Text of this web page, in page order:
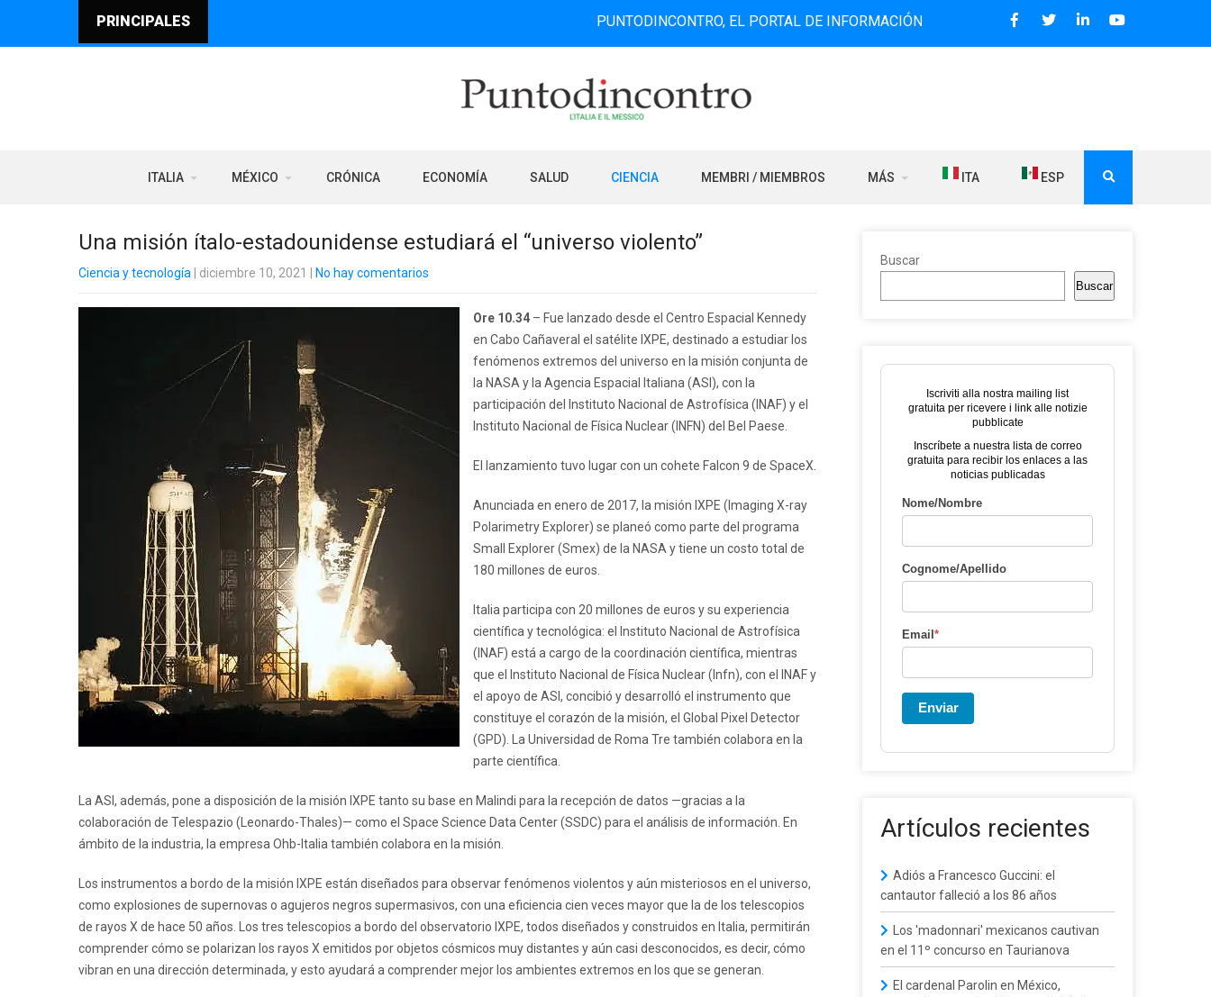
PRINCIPALES PUNTODINCONTRO, EL PORTAL DE INFORMACIÓN BILINGÜE QUE DESDE 2006 DIFUNDE NOTICIAS
ITALIA MÉXICO CRÓNICA ECONOMÍA SALUD CIENCIA MEMBRI / MIEMBROS MÁS ITA ESP
Una misión ítalo-estadounidense estudiará el “universo violento”
Ciencia y tecnología | diciembre 10, 2021 No hay comentarios
Ore 10.34 – Fue lanzado desde el Centro Espacial Kennedy
en Cabo Cañaveral el satélite IXPE, destinado a estudiar los
fenómenos extremos del universo en la misión conjunta de
la NASA y la Agencia Espacial Italiana (ASI), con la
participación del Instituto Nacional de Astrofísica (INAF) y el
Instituto Nacional de Física Nuclear (INFN) del Bel Paese.
El lanzamiento tuvo lugar con un cohete Falcon 9 de SpaceX.
Anunciada en enero de 2017, la misión IXPE (Imaging X-ray
Polarimetry Explorer) se planeó como parte del programa
Small Explorer (Smex) de la NASA y tiene un costo total de
180 millones de euros.
Italia participa con 20 millones de euros y su experiencia
científica y tecnológica: el Instituto Nacional de Astrofísica
(INAF) está a cargo de la coordinación científica, mientras
que el Instituto Nacional de Física Nuclear (Infn), con el INAF y
el apoyo de ASI, concibió y desarrolló el instrumento que
constituye el corazón de la misión, el Global Pixel Detector
(GPD). La Universidad de Roma Tre también colabora en la
parte científica.
La ASI, además, pone a disposición de la misión IXPE tanto su base en Malindi para la recepción de datos —gracias a la
colaboración de Telespazio (Leonardo-Thales)— como el Space Science Data Center (SSDC) para el análisis de información. En
ámbito de la industria, la empresa Ohb-Italia también colabora en la misión.
Los instrumentos a bordo de la misión IXPE están diseñados para observar fenómenos violentos y aún misteriosos en el universo,
como explosiones de supernovas o agujeros negros supermasivos, con una eficiencia cien veces mayor que la de los telescopios
de rayos X de hace 50 años. Los tres telescopios a bordo del observatorio IXPE, todos diseñados y construidos en Italia, permitirán
comprender cómo se polarizan los rayos X emitidos por objetos cósmicos muy distantes y aún casi desconocidos, es decir, cómo
vibran en una dirección determinada, y esto ayudará a comprender mejor los ambientes extremos en los que se generan.
Buscar
Buscar
Iscriviti alla nostra mailing list
gratuita per ricevere i link alle notizie
pubblicate
Inscríbete a nuestra lista de correo
gratuita para recibir los enlaces a las
noticias publicadas
Nome/Nombre
Cognome/Apellido
Email *
Enviar
Artículos recientes
Adiós a Francesco Guccini: el
cantautor falleció a los 86 años
Los 'madonnari' mexicanos cautivan
en el 11º concurso en Taurianova
El cardenal Parolin en México,